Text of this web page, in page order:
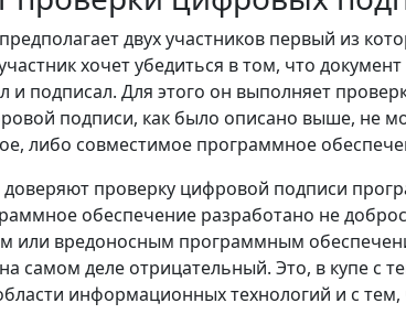
двух участников первый из
хочет убедиться в том, что
и подписал. Для этого он выполняет
подписи, как было описано выше, не
либо совместимое программное
проверку цифровой подписи
обеспечение разработано не
вредоносным программным
самом деле отрицательный. Это, в купе с
информационных технологий и с